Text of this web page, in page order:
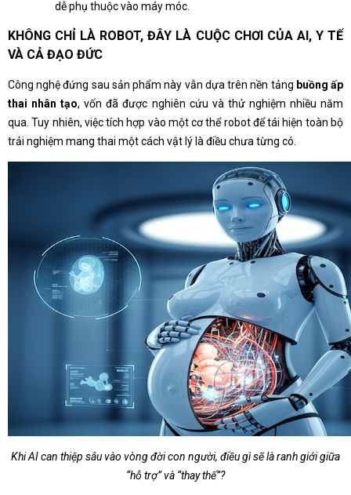
dễ phụ thuộc vào máy móc.
KHÔNG CHỈ LÀ ROBOT, ĐÂY LÀ CUỘC CHƠI CỦA AI, Y TẾ
VÀ CẢ ĐẠO ĐỨC
Công nghệ đứng sau sản phẩm này vẫn dựa trên nền tảng buồng ấp
thai nhân tạo, vốn đã được nghiên cứu và thử nghiệm nhiều năm
qua. Tuy nhiên, việc tích hợp vào một cơ thể robot để tái hiện toàn bộ
trải nghiệm mang thai một cách vật lý là điều chưa từng có.
Khi AI can thiệp sâu vào vòng đời con người, điều gì sẽ là ranh giới giữa
“hỗ trợ” và “thay thế”?